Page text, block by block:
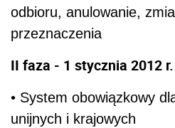
odbioru, anulowanie,
przeznaczenia
II faza - 1 stycznia 2012 r.
• System obowiązkowy
unijnych i krajowych